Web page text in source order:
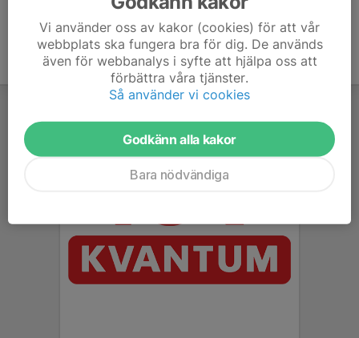
Vi använder oss av kakor (cookies) för att vår
webbplats ska fungera bra för dig. De används
även för webbanalys i syfte att hjälpa oss att
förbättra våra tjänster.
Så använder vi cookies
Godkänn alla kakor
Bara nödvändiga